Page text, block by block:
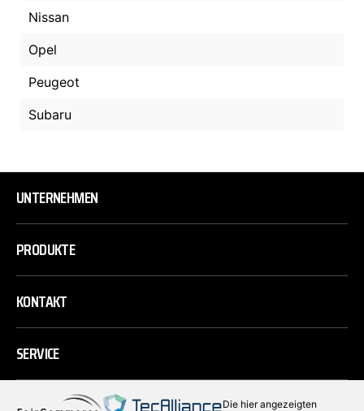
Nissan
Opel
Peugeot
Subaru
UNTERNEHMEN
PRODUKTE
KONTAKT
SERVICE
Die hier angezeigten